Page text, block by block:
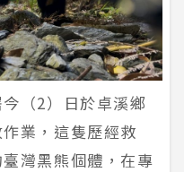
（2）日於卓溪鄉
業，這隻歷經救
灣黑熊個體，在專